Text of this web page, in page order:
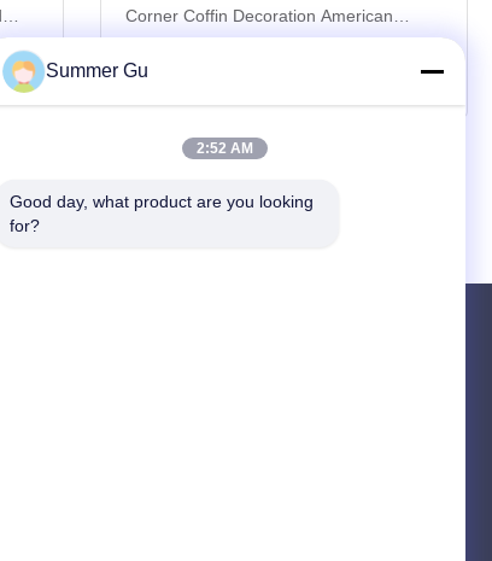
a
Corner Coffin Decoration American
Model 15# Casket Accessories Coffin
Decoration 14kg Casket Accessories
Competitive Advantage: Supply in set,
ΜΑΣ.
Summer Gu
2:52 AM
Good day, what product are you looking
for?